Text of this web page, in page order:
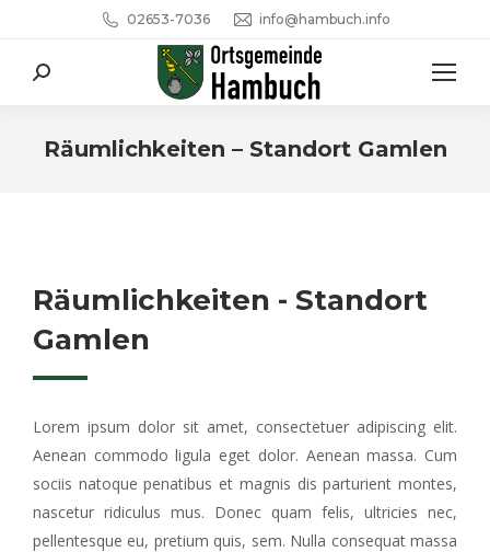
02653-7036 info@hambuch.info
Search:
Räumlichkeiten – Standort Gamlen
Räumlichkeiten - Standort
Gamlen
Lorem ipsum dolor sit amet, consectetuer adipiscing elit.
Aenean commodo ligula eget dolor. Aenean massa. Cum
sociis natoque penatibus et magnis dis parturient montes,
nascetur ridiculus mus. Donec quam felis, ultricies nec,
pellentesque eu, pretium quis, sem. Nulla consequat massa